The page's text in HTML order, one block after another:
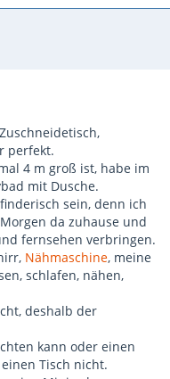
perfekt.
4 m groß ist, habe im
mit Dusche.
sein, denn ich
da zuhause und
fernsehen verbringen.
Nähmaschine, meine
schlafen, nähen,
deshalb der
kann oder einen
Tisch nicht.